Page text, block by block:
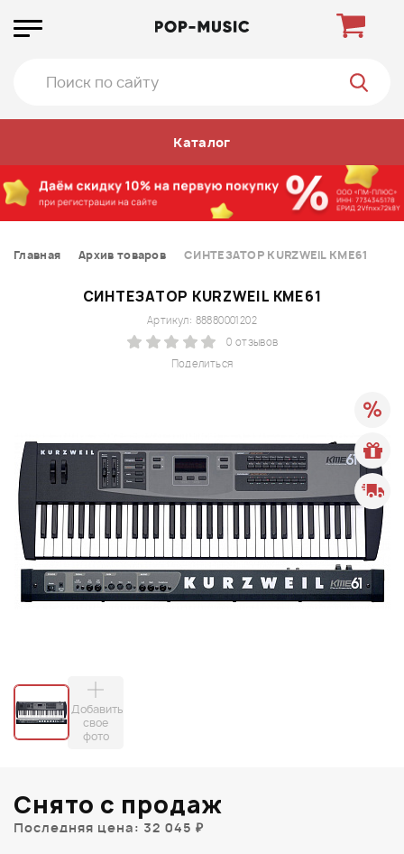
Каталог
Главная Архив товаров СИНТЕЗАТОР KURZWEIL KME61
СИНТЕЗАТОР KURZWEIL KME61
Поделиться
Артикул: 88880001202
0 отзывов
Добавить
свое
фото
Снято с продаж
Последняя цена: 32 045 ₽